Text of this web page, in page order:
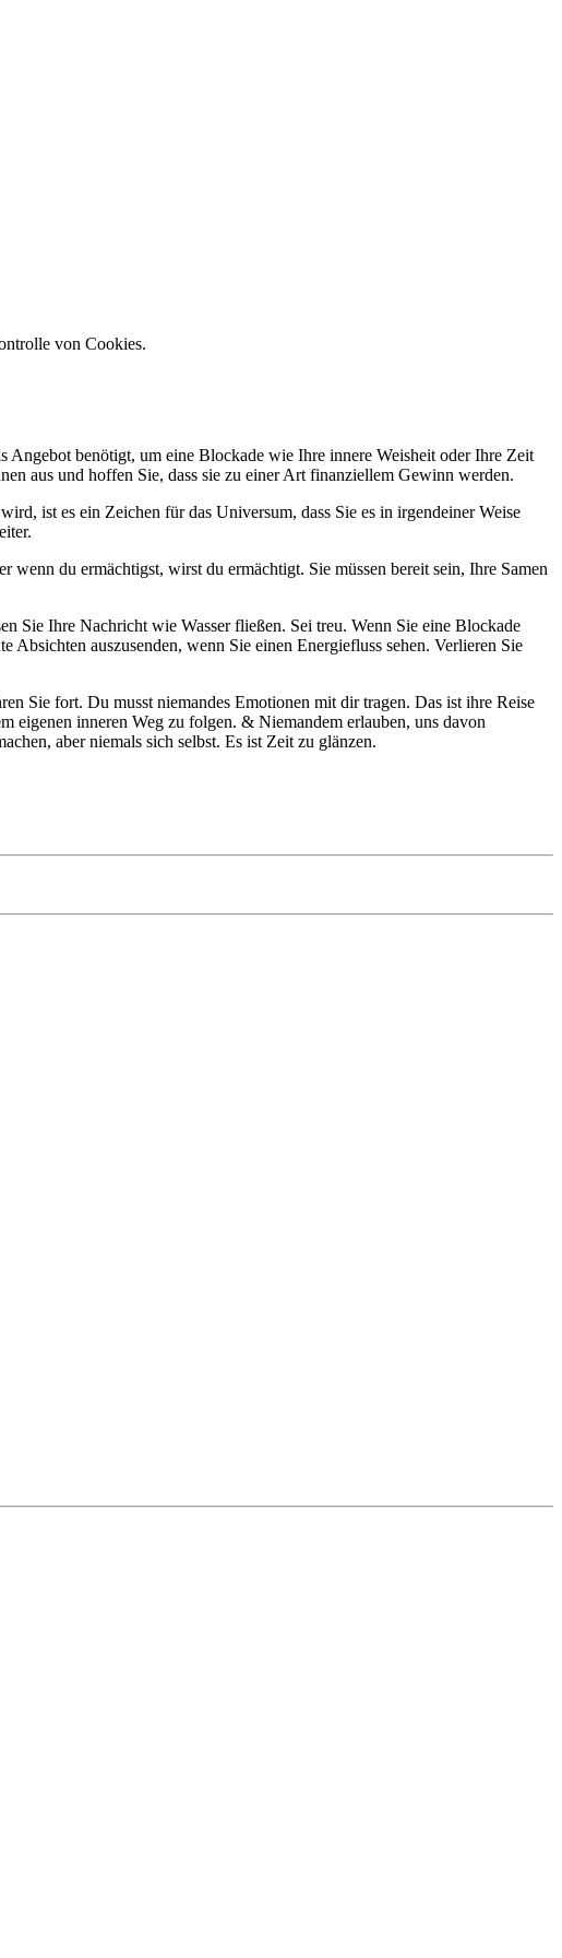
von Cookies.
benötigt, um eine Blockade wie Ihre innere Weisheit oder Ihre Zeit
aus und hoffen Sie, dass sie zu einer Art finanziellem Gewinn werden.
ist es ein Zeichen für das Universum, dass Sie es in irgendeiner Weise
du ermächtigst, wirst du ermächtigt. Sie müssen bereit sein, Ihre Samen
Sie Ihre Nachricht wie Wasser fließen. Sei treu. Wenn Sie eine Blockade
auszusenden, wenn Sie einen Energiefluss sehen. Verlieren Sie
Sie fort. Du musst niemandes Emotionen mit dir tragen. Das ist ihre Reise
inneren Weg zu folgen. & Niemandem erlauben, uns davon
aber niemals sich selbst. Es ist Zeit zu glänzen.